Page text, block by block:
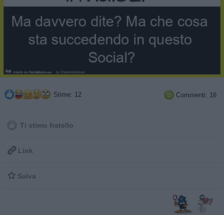
Stime: 12  Commenti: 16
Ti stimo fratello
 Link
 Salva